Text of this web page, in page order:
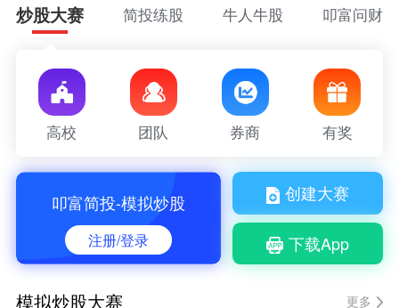
炒股大赛 简投练股 牛人牛股 叩富问财
高校 团队 券商 有奖
叩富简投-模拟炒股
注册/登录
创建大赛
下载App
模拟炒股大赛 更多